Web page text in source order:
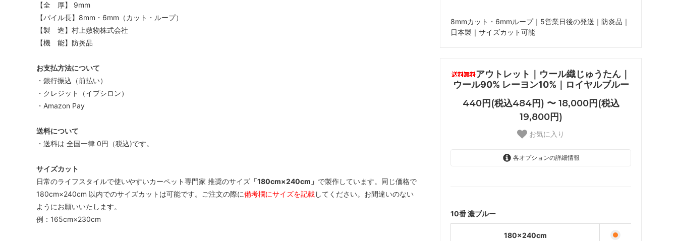
8mmカット・6mmループ｜5営業日後の発送｜防炎品｜
日本製｜サイズカット可能
アウトレット｜ウール織じゅうたん｜
ウール90% レーヨン10%｜ロイヤルブルー
440円(税込484円) 〜 18,000円(税込
19,800円)
お気に入り
各オプションの詳細情報
10番 濃ブルー
180×240cm
【全 厚】 9mm
【パイル長】8mm・6mm（カット・ループ）
【製 造】村上敷物株式会社
【機 能】防炎品
お支払方法について
・銀行振込（前払い）
・クレジット（イプシロン）
・Amazon Pay
送料について
・送料は 全国一律 0円（税込)です。
サイズカット
日常のライフスタイルで使いやすいカーペット専門家 推奨のサイズ 「180cm×240cm」 で製作しています。同じ価格で
180cm×240cm 以内でのサイズカットは可能です。ご注文の際に備考欄にサイズを記載してください。お間違いのない
ようにお願いいたします。
例：165cm×230cm